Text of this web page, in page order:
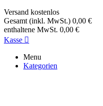
Versand kostenlos
Gesamt (inkl. MwSt.) 0,00 €
enthaltene MwSt. 0,00 €
Kasse 
Menu
Kategorien